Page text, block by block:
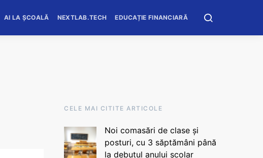
AI LA ȘCOALĂ NEXTLAB.TECH EDUCAȚIE FINANCIARĂ
CELE MAI CITITE ARTICOLE
Noi comasări de clase și
posturi, cu 3 săptămâni până
la debutul anului școlar